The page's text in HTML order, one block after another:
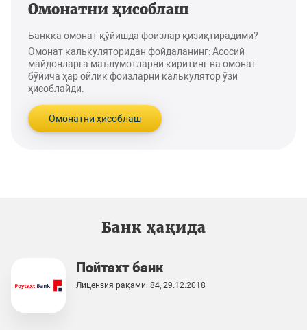
Омонатни ҳисоблаш
Банкка омонат қўйишда фоизлар қизиқтирадими?
Омонат калькуляторидан фойдаланинг: Асосий
майдонларга маълумотларни киритинг ва омонат
бўйича ҳар ойлик фоизларни калькулятор ўзи
ҳисоблайди.
Омонатни ҳисоблаш
Банк ҳақида
Пойтахт банк
Лицензия рақами: 84, 29.12.2018